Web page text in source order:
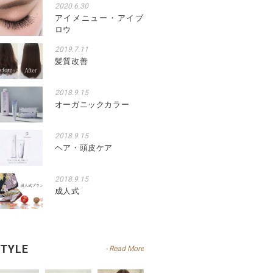
2020.6.30
アイメニュー・アイブ
ロウ
2019.7.11
髪質改善
2018.9.15
オーガニックカラー
2018.9.15
ヘア・頭皮ケア
2018.9.15
成人式
- Read More